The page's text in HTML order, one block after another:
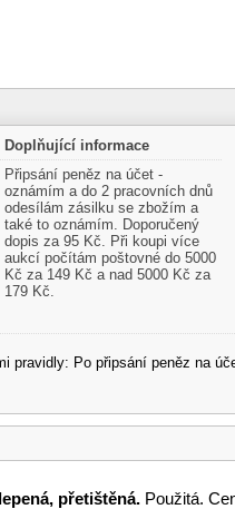
Doplňující informace
Připsání peněz na účet -
oznámím a do 2 pracovních dnů
odesílám zásilku se zbožím a
také to oznámím. Doporučený
dopis za 95 Kč. Při koupi více
aukcí počítám poštovné do 5000
Kč za 149 Kč a nad 5000 Kč za
179 Kč.
Po připsání peněz na
přetištěná. Použitá.